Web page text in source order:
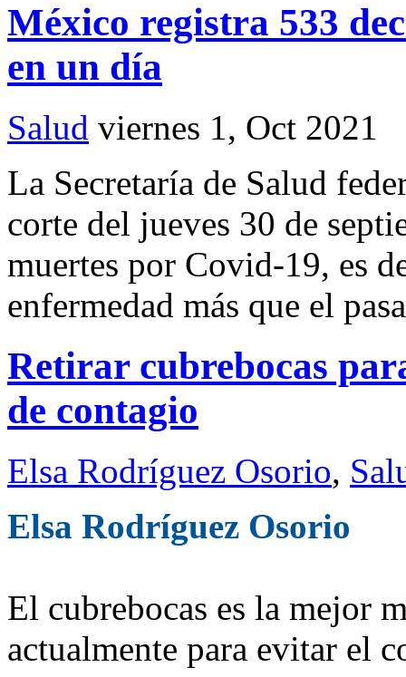
México registra 533
en un día
Salud viernes 1, Oct 2021
La Secretaría de Salud
corte del jueves 30 de
muertes por Covid-19, es
enfermedad más que el
Retirar cubrebocas
de contagio
Elsa Rodríguez Osorio,
Elsa Rodríguez Osorio
El cubrebocas es la mejor
actualmente para evitar el